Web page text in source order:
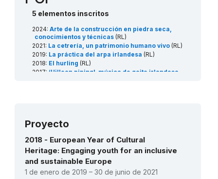
5 elementos inscritos
2024: Arte de la construcción en piedra seca,
conocimientos y técnicas (RL)
2021: La cetrería, un patrimonio humano vivo (RL)
2019: La práctica del arpa irlandesa (RL)
2018: El hurling (RL)
2017: ‘Uillean piping', música de gaita irlandesa
Proyecto
2018 - European Year of Cultural
Heritage: Engaging youth for an inclusive
and sustainable Europe
1 de enero de 2019 – 30 de junio de 2021